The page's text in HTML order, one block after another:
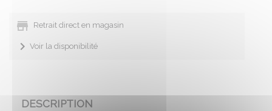
Retrait direct en magasin
Voir la disponibilité
DESCRIPTION